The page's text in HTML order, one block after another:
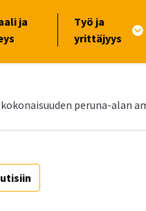
ja
Työ ja
yrittäjyys
peruna-alan